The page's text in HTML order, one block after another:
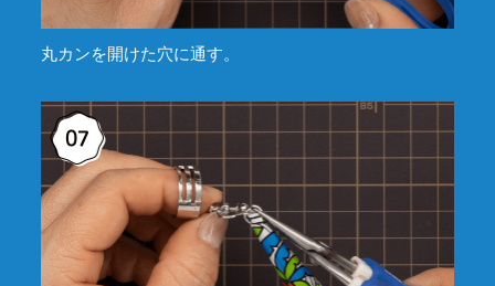
丸カンを開けた穴に通す。